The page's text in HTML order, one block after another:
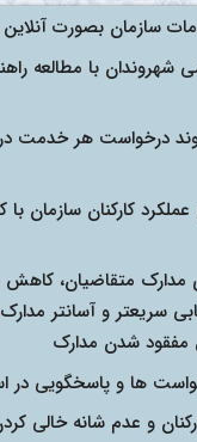
سازمان بصورت آنلاین
با مطالعه
درخواست هر خدمت
کارکنان سازمان
مدارک متقاضیان، کاهش
سریعتر و آسانتر
شدن مدارک
ها و پاسخگویی در
و عدم شانه خالی